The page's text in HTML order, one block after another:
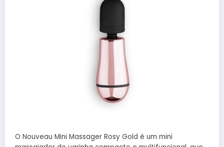
O Nouveau Mini Massager Rosy Gold é um mini